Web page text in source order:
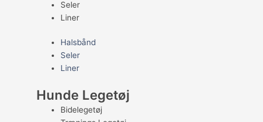
Seler
Liner
Halsbånd
Seler
Liner
Hunde Legetøj
Bidelegetøj